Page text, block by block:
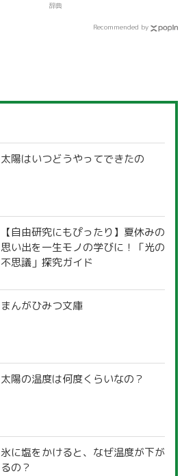
辞典
Recommended by
太陽はいつどうやってできたの
【自由研究にもぴったり】夏休みの
思い出を一生モノの学びに！「光の
不思議」探究ガイド
まんがひみつ文庫
太陽の温度は何度くらいなの？
氷に塩をかけると、なぜ温度が下が
るの？